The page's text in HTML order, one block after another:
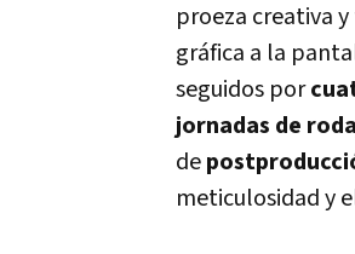
proeza creativa
gráfica a la
seguidos por
jornadas de
de
meticulosidad y